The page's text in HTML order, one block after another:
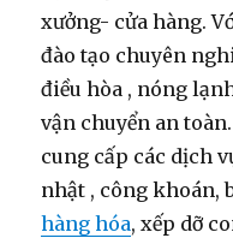
xưởng- cửa hàng.
đào tạo chuyên
điều hòa , nóng
vận chuyển an
cung cấp các dịch
nhật , công khoán,
hàng hóa, xếp dỡ